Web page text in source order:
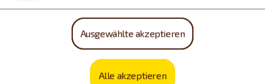
Montag, 10.08.
powered by OpenWeather
Ausgewählte akzeptieren
Alle akzeptieren